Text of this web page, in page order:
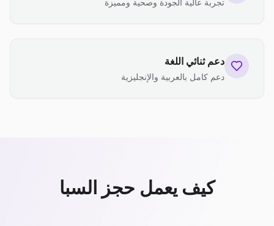
تجربة عالية الجودة وصحية ومميزة
دعم ثنائي اللغة
دعم كامل بالعربية والإنجليزية
كيف يعمل حجز السبا